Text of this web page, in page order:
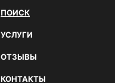
ПОИСК
УСЛУГИ
ОТЗЫВЫ
КОНТАКТЫ